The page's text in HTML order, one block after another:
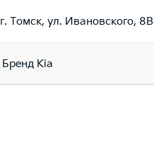
г. Томск, ул. Ивановского, 8В
Бренд Kia